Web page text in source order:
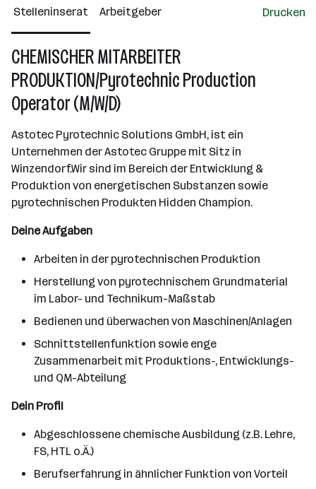
Über das Unternehmen
501+ Mitarbeiter*innen
Hirtenberg
Stelleninserat Arbeitgeber Drucken
CHEMISCHER MITARBEITER
PRODUKTION/Pyrotechnic Production
Operator (M/W/D)
Astotec Pyrotechnic Solutions GmbH, ist ein
Unternehmen der Astotec Gruppe mit Sitz in
Winzendorf.Wir sind im Bereich der Entwicklung &
Produktion von energetischen Substanzen sowie
pyrotechnischen Produkten Hidden Champion.
Deine Aufgaben
Arbeiten in der pyrotechnischen Produktion
Herstellung von pyrotechnischem Grundmaterial
im Labor- und Technikum-Maßstab
Bedienen und überwachen von Maschinen/Anlagen
Schnittstellenfunktion sowie enge
Zusammenarbeit mit Produktions-, Entwicklungs-
und QM-Abteilung
Dein Profil
Abgeschlossene chemische Ausbildung (z.B. Lehre,
FS, HTL o.Ä.)
Berufserfahrung in ähnlicher Funktion von Vorteil